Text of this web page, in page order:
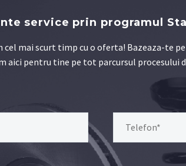
service prin programul
mai scurt timp cu o oferta! Bazeaza-te
aici pentru tine pe tot parcursul procesului